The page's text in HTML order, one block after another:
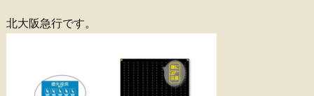
北大阪急行です。